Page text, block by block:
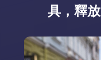
具，釋